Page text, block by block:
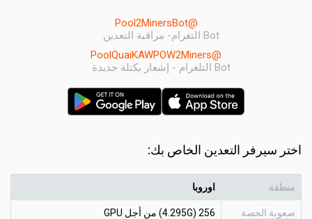
@Pool2MinersBot
Bot التغرام- مراقبة التعدين
@PoolQuaiKAWPOW2Miners
Bot التلغرام - إشعار بكتلة جديدة
اختر سيرفر التعدين الخاص بك:
منطقة اوروبا
صعوبة الحصة 256 (4.295G) من أجل GPU